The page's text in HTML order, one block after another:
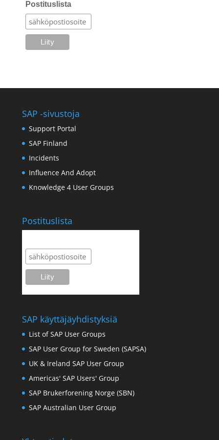
Postituslista
SAP -sivustoja
Support Portal
SAP Finland
Incidents
Influence And Adopt
Knowledge 4 User Groups
Postituslista
SAP käyttäjäyhdistyksiä
List of SAP User Groups
SAP User Group for Sweden (SAPSA)
UK & Ireland SAP User Group
Americas' SAP Users' Group
SAP Brukerforening Norge (SBN)
SAP Australian User Group